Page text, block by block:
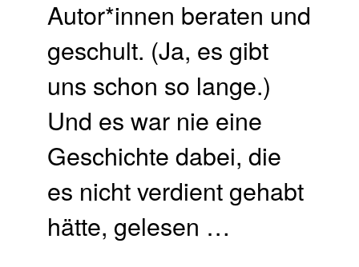
Autor*innen beraten und
geschult. (Ja, es gibt
uns schon so lange.)
Und es war nie eine
Geschichte dabei, die
es nicht verdient gehabt
hätte, gelesen …